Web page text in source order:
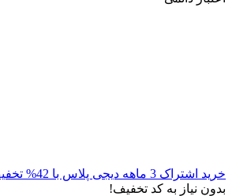
خرید اشتراک 3 ماهه دیجی پلاس با 42% تخفیف
بدون نیاز به کد تخفیف!